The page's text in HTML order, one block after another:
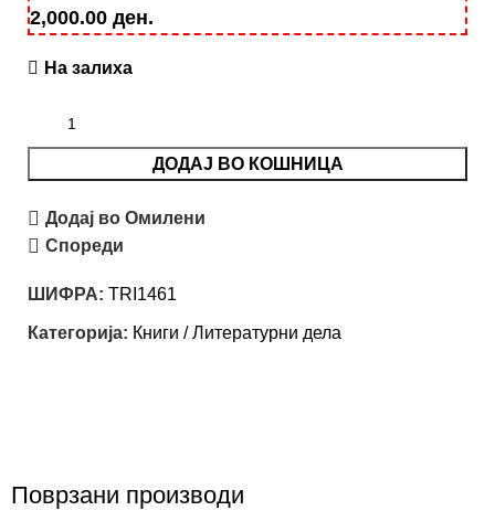
2,000.00 ден.
На залиха
ДОДАЈ ВО КОШНИЦА
Додај во Омилени
Спореди
ШИФРА: TRI1461
Категорија: Книги / Литературни дела
Поврзани производи